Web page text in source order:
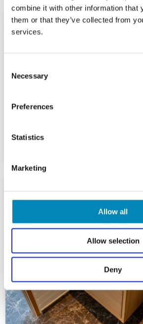
combine it with other information that
them or that they’ve collected from
services.
Selection
Necessary
Preferences
Statistics
Marketing
Allow all
Allow selection
Deny